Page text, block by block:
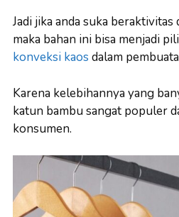
Jadi jika anda suka
maka bahan ini bisa menjadi
konveksi kaos dalam
Karena kelebihannya yang
katun bambu sangat populer
konsumen.